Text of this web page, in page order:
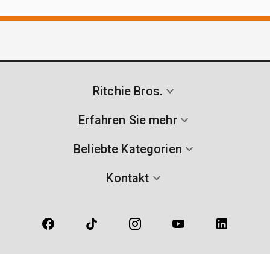
Ritchie Bros.
Erfahren Sie mehr
Beliebte Kategorien
Kontakt